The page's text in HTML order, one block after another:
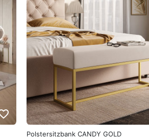
Polstersitzbank CANDY GOLD